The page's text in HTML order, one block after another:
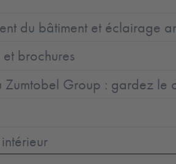
du bâtiment et éclairage
brochures
Zumtobel Group : gardez le